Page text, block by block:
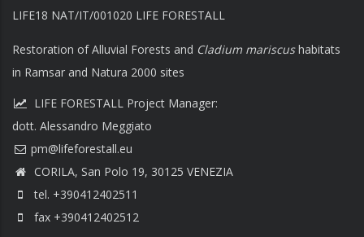
LIFE18 NAT/IT/001020 LIFE FORESTALL
Restoration of Alluvial Forests and Cladium mariscushabitats
in Ramsar and Natura 2000 sites
LIFE FORESTALL Project Manager:
dott. Alessandro Meggiato
CORILA, San Polo 19, 30125 VENEZIA
tel. +390412402511
fax +390412402512